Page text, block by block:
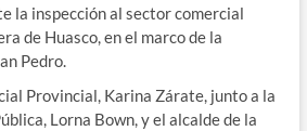
la inspección al sector comercial
de Huasco, en el marco de la
Pedro.
Provincial, Karina Zárate, junto a la
Lorna Bown, y el alcalde de la